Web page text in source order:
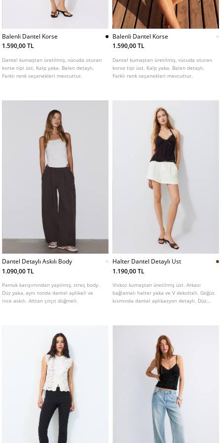
Balenli Dantel Korse
1.590,00 TL
Dantel kumaştan üretilmiş, vücuda oturan
korse tipi üst. Kalp yaka. Balen detaylı.
Farklı renk seçenekleri mevcuttur.
Balenli Dantel Korse
1.590,00 TL
Dantel kumaştan üretilmiş, vücuda oturan
korse tipi üst. Kalp yaka. Balen detaylı.
Farklı renk seçenekleri mevcuttur.
Dantel Detaylı Askılı Body
1.090,00 TL
Pamuk karışımından yapılmış, streç body.
Düz yaka, aynı tonda dantel aplikeli ve
ince askılı. Alttan çıtçıt düğmeli.
Halter Dantel Detaylı Ust
1.190,00 TL
Viskoz kumaştan üretilmiş üst. Arkası
bağlamalı halter yaka ve V dekolteli. Göğüs
kısmında dantel aplikasyon detaylı. Düz